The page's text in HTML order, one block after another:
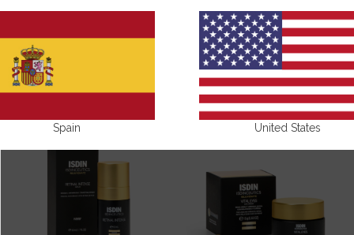
Spain United States